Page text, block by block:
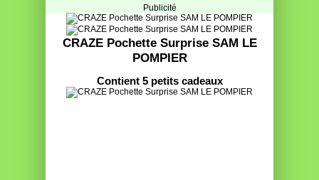
Publicité
CRAZE Pochette Surprise SAM LE
POMPIER
Contient 5 petits cadeaux